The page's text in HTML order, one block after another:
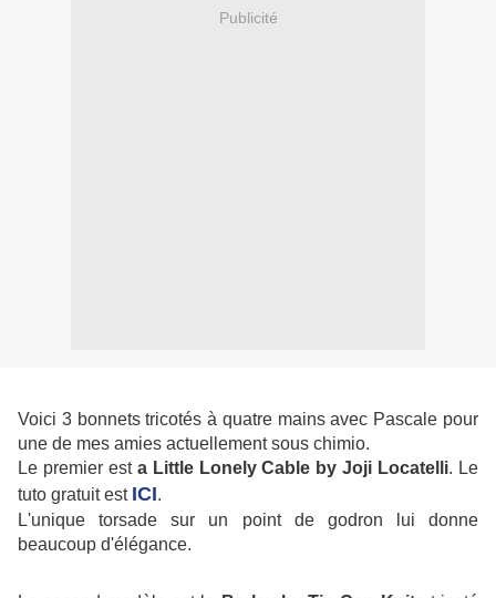
Publicité
Voici 3 bonnets tricotés à quatre mains avec Pascale pour
une de mes amies actuellement sous chimio.
Le premier est a Little Lonely Cable by Joji Locatelli. Le
tuto gratuit est ICI.
L'unique torsade sur un point de godron lui donne
beaucoup d'élégance.